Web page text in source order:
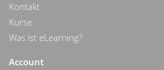
Kontakt
Kurse
Was ist eLearning?
Account